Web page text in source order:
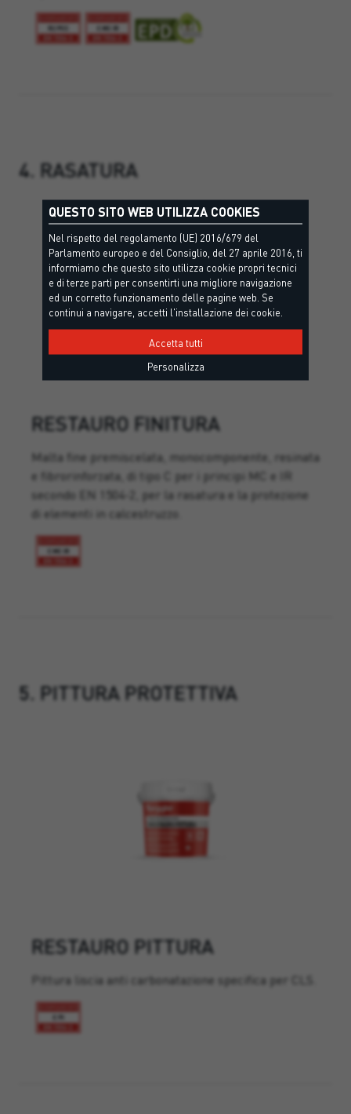
4. RASATURA
RESTAURO FINITURA
Malta fine premiscelata, monocomponente, resinata
e fibrorinforzata, di tipo C per i principi MC e IR
secondo EN 1504-2, per la rasatura e la protezione
di elementi in calcestruzzo.
5. PITTURA PROTETTIVA
RESTAURO PITTURA
Pittura liscia anti carbonatazione specifica per CLS.
QUESTO SITO WEB UTILIZZA COOKIES
Nel rispetto del regolamento (UE) 2016/679 del
Parlamento europeo e del Consiglio, del 27 aprile 2016, ti
informiamo che questo sito utilizza cookie propri tecnici
e di terze parti per consentirti una migliore navigazione
ed un corretto funzionamento delle pagine web. Se
continui a navigare, accetti l'installazione dei cookie.
Accetta tutti
Personalizza